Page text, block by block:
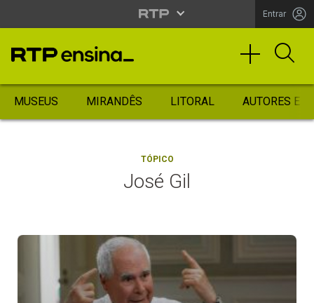
Entrar
MUSEUS MIRANDÊS LITORAL AUTORES
TÓPICO
José Gil